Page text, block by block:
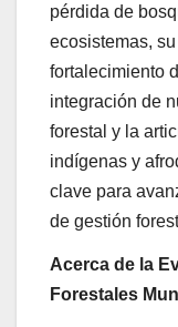
pérdida de
ecosistemas,
fortalecimiento
integración de
forestal y la
indígenas y
clave para
de gestión
Acerca de la
Forestales